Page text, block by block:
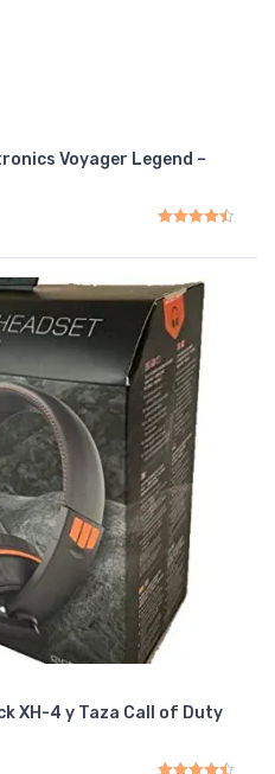
Voyager Legend –
XH-4 y Taza Call of Duty